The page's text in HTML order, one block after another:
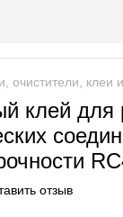
очистители, клеи
клей для
отзыв